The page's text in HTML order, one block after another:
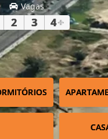
Vagas
2 3 4+